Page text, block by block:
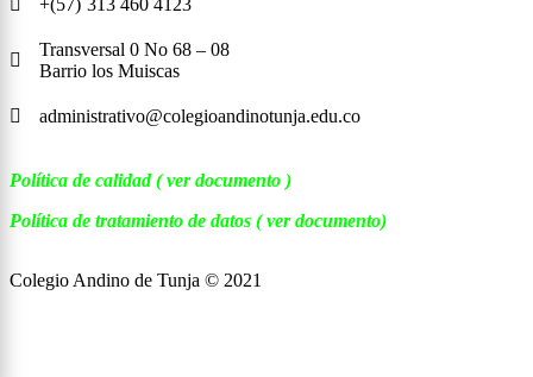
Transversal 0 No 68 – 08
Barrio los Muiscas
administrativo@colegioandinotunja.edu.co
Política de calidad( ver documento )
Política de tratamiento de datos ( ver documento)
Colegio Andino de Tunja © 2021